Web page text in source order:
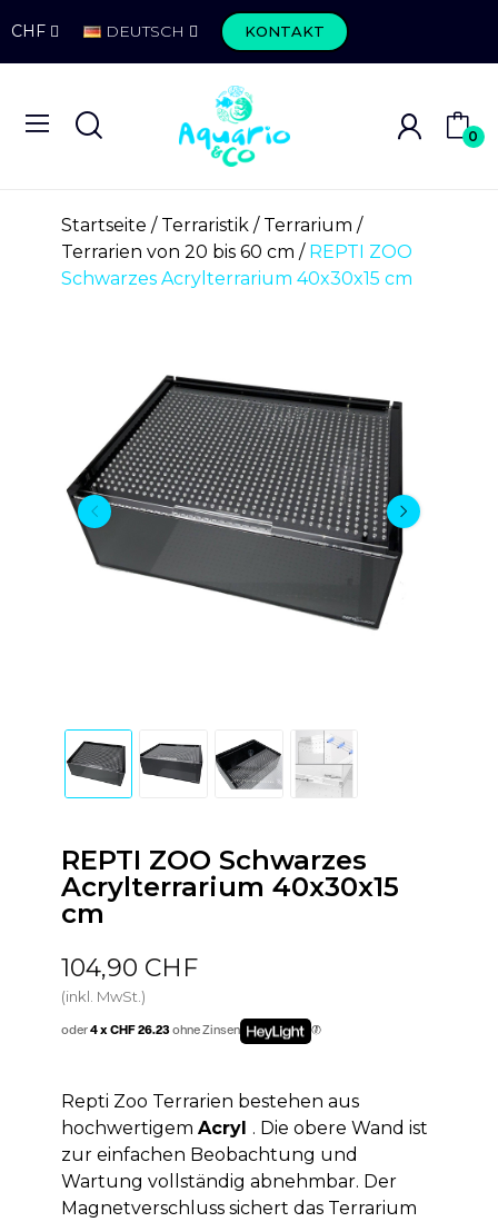
CHF DEUTSCH KONTAKT
0
Startseite Terraristik
Terrarium
Terrarien von 20 bis 60 cm
REPTI ZOO
Schwarzes Acrylterrarium 40x30x15 cm
REPTI ZOO Schwarzes
Acrylterrarium 40x30x15
cm
104,90 CHF
(inkl. MwSt.)
oder4 x CHF 26.23ohne Zinsen
Repti Zoo Terrarien bestehen aus
hochwertigem Acryl . Die obere Wand ist
zur einfachen Beobachtung und
Wartung vollständig abnehmbar. Der
Magnetverschluss sichert das Terrarium